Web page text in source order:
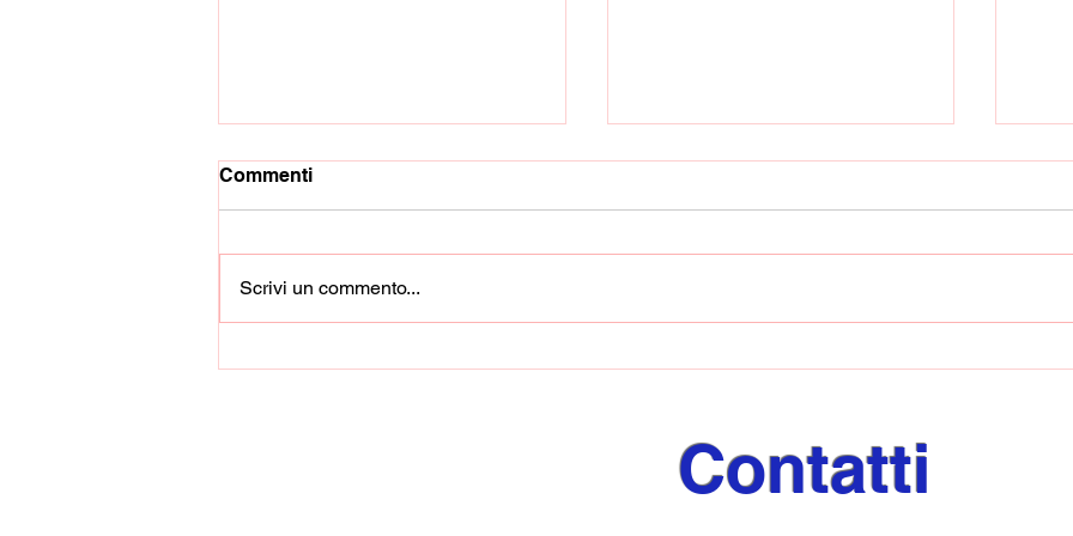
Commenti
Scrivi un commento...
Contatti